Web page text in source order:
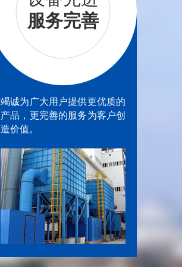
服务完善
竭诚为广大用户提供更优质的
产品，更完善的服务为客户创
造价值。